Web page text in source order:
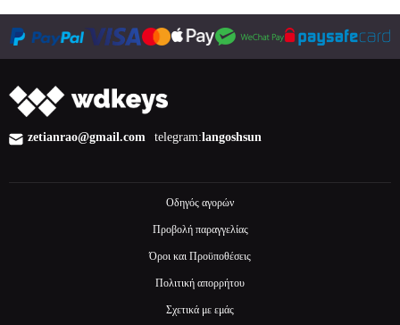
zetianrao@gmail.com telegram:langoshsun
Οδηγός αγορών
Προβολή παραγγελίας
Όροι και Προϋποθέσεις
Πολιτική απορρήτου
Σχετικά με εμάς